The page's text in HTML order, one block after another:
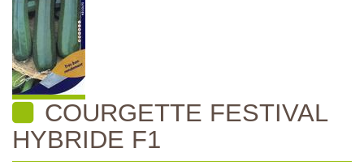
COURGETTE FESTIVAL
HYBRIDE F1